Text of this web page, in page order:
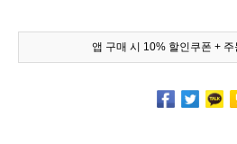
앱 구매 시 10% 할인쿠폰 +